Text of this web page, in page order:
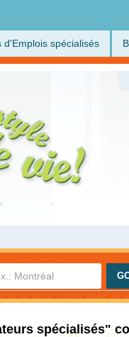
d'Emplois spécialisés
spécialisés"